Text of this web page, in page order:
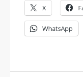
X
WhatsApp